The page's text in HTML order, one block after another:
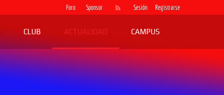
Foro Sponsor Sesión Registrarse
CLUB ACTUALIDAD CAMPUS